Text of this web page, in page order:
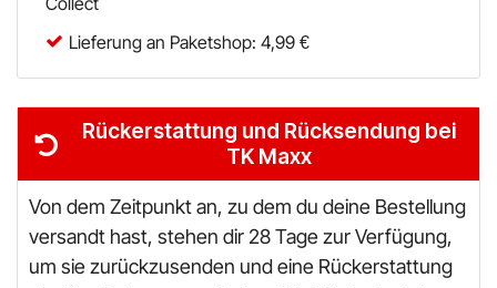
Lieferung an Paketshop: 4,99 €
Rückerstattung und Rücksendung bei
TK Maxx
Von dem Zeitpunkt an, zu dem du deine Bestellung
versandt hast, stehen dir 28 Tage zur Verfügung,
um sie zurückzusenden und eine Rückerstattung